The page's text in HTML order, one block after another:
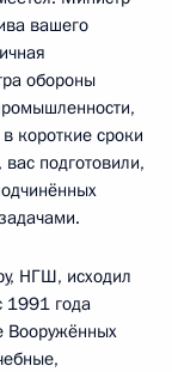
вашего
обороны
короткие сроки
вас подготовили,
НГШ, исходил
1991 года
Вооружённых